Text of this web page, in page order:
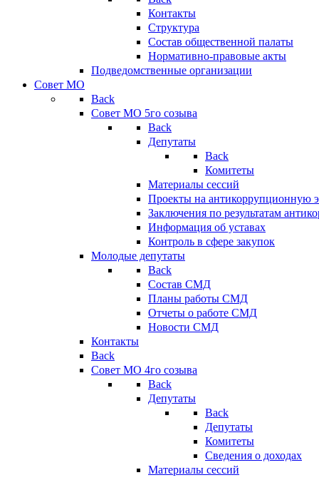
Контакты
Структура
Состав общественной палаты
Нормативно-правовые акты
Подведомственные организации
Совет МО
Back
Совет МО 5го созыва
Back
Депутаты
Back
Комитеты
Материалы сессий
Проекты на антикоррупционную
Заключения по результатам
Информация об уставах
Контроль в сфере закупок
Молодые депутаты
Back
Состав СМД
Планы работы СМД
Отчеты о работе СМД
Новости СМД
Контакты
Back
Совет МО 4го созыва
Back
Депутаты
Back
Депутаты
Комитеты
Сведения о доходах
Материалы сессий